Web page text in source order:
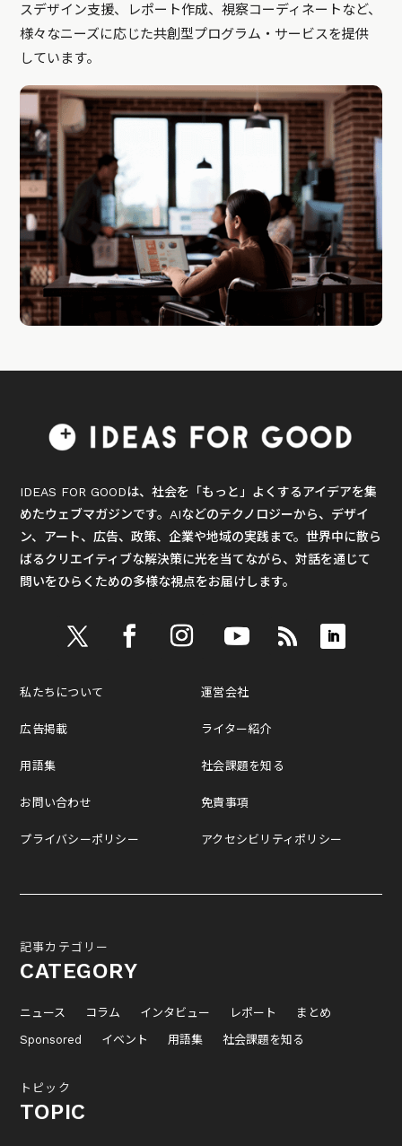
スデザイン支援、レポート作成、視察コーディネートなど、
様々なニーズに応じた共創型プログラム・サービスを提供
しています。
IDEAS FOR GOODは、社会を「もっと」よくするアイデアを集
めたウェブマガジンです。AIなどのテクノロジーから、デザイ
ン、アート、広告、政策、企業や地域の実践まで。世界中に散ら
ばるクリエイティブな解決策に光を当てながら、対話を通じて
問いをひらくための多様な視点をお届けします。
私たちについて
広告掲載
用語集
お問い合わせ
プライバシーポリシー
運営会社
ライター紹介
社会課題を知る
免責事項
アクセシビリティポリシー
記事カテゴリー
CATEGORY
ニュース コラム インタビュー レポート
まとめ
Sponsored
イベント 用語集 社会課題を知る
トピック
TOPIC